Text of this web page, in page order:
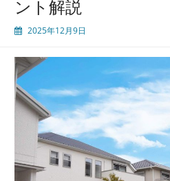
全
と
快
を
る
た
め
の
修
理
ント解説
2025年12月9日